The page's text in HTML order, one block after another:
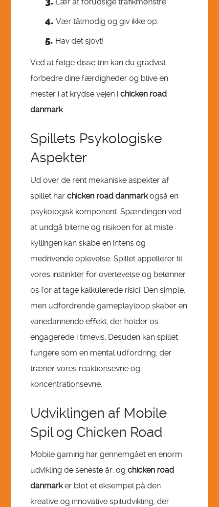
Vær tålmodig og giv ikke op.
Hav det sjovt!
Ved at følge disse trin kan du gradvist
forbedre dine færdigheder og blive en
mester i at krydse vejen ichicken road
danmark.
Spillets Psykologiske
Aspekter
Ud over de rent mekaniske aspekter af
spillet harchicken road danmarkogså en
psykologisk komponent. Spændingen ved
at undgå bilerne og risikoen for at miste
kyllingen kan skabe en intens og
medrivende oplevelse. Spillet appellerer til
vores instinkter for overlevelse og belønner
os for at tage kalkulerede risici. Den simple,
men udfordrende gameplayloop skaber en
vanedannende effekt, der holder os
engagerede i timevis. Desuden kan spillet
fungere som en mental udfordring, der
træner vores reaktionsevne og
koncentrationsevne.
Udviklingen af Mobile
Spil og Chicken Road
Mobile gaming har gennemgået en enorm
udvikling de seneste år, ogchicken road
danmarker blot et eksempel på den
kreative og innovative spiludvikling, der